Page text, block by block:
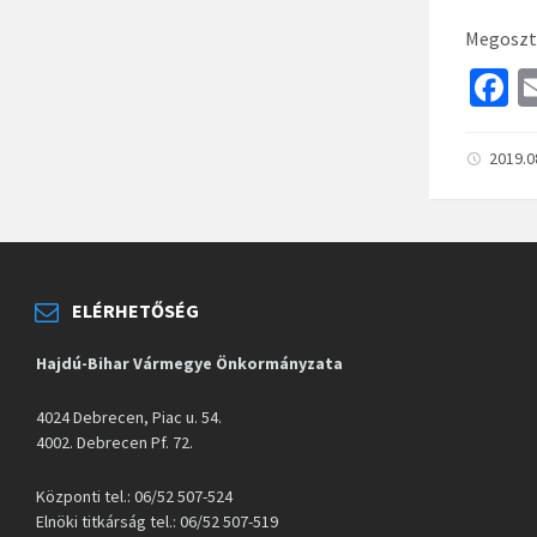
b
o
o
ELÉRHETŐSÉG
Hajdú-Bihar Vármegye Önkormányzata
4024 Debrecen, Piac u. 54.
4002. Debrecen Pf. 72.
Központi tel.: 06/52 507-524
Elnöki titkárság tel.: 06/52 507-519